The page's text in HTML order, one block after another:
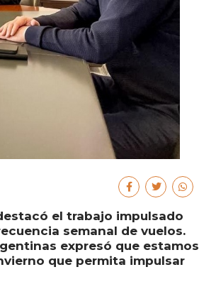
el trabajo impulsado
semanal de vuelos.
expresó que estamos
que permita impulsar